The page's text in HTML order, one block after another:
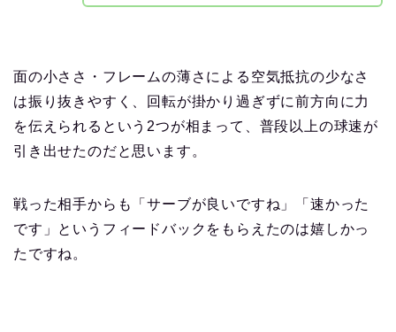
面の小ささ・フレームの薄さによる空気抵抗の少なさ
は振り抜きやすく、回転が掛かり過ぎずに前方向に力
を伝えられるという2つが相まって、普段以上の球速が
引き出せたのだと思います。
戦った相手からも「サーブが良いですね」「速かった
です」というフィードバックをもらえたのは嬉しかっ
たですね。